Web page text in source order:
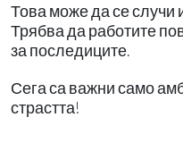
Това може да се
Трябва да работите
за последиците.
Сега са важни само
страстта!